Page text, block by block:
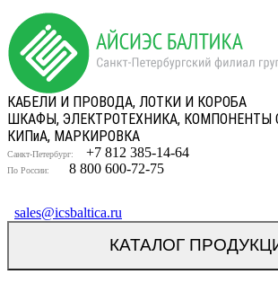
КАБЕЛИ И ПРОВОДА, ЛОТКИ И КОРОБА
ШКАФЫ, ЭЛЕКТРОТЕХНИКА, КОМПОНЕНТЫ
КИПиА, МАРКИРОВКА
Санкт-Петербург: +7 812 385-14-64
По России: 8 800 600-72-75
sales@icsbaltica.ru
КАТАЛОГ